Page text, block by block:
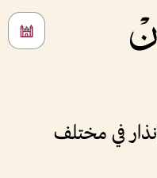
في مختلف